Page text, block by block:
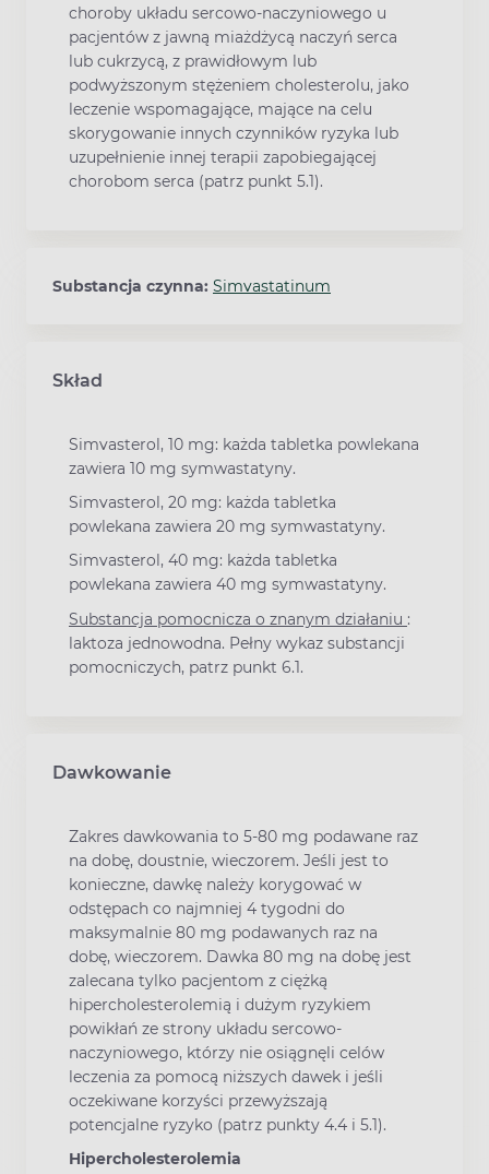
choroby układu sercowo-naczyniowego u
pacjentów z jawną miażdżycą naczyń serca
lub cukrzycą, z prawidłowym lub
podwyższonym stężeniem cholesterolu, jako
leczenie wspomagające, mające na celu
skorygowanie innych czynników ryzyka lub
uzupełnienie innej terapii zapobiegającej
chorobom serca (patrz punkt 5.1).
Substancja czynna: Simvastatinum
Skład
Simvasterol, 10 mg: każda tabletka powlekana
zawiera 10 mg symwastatyny.
Simvasterol, 20 mg: każda tabletka
powlekana zawiera 20 mg symwastatyny.
Simvasterol, 40 mg: każda tabletka
powlekana zawiera 40 mg symwastatyny.
Substancja pomocnicza o znanym działaniu :
laktoza jednowodna. Pełny wykaz substancji
pomocniczych, patrz punkt 6.1.
Dawkowanie
Zakres dawkowania to 5-80 mg podawane raz
na dobę, doustnie, wieczorem. Jeśli jest to
konieczne, dawkę należy korygować w
odstępach co najmniej 4 tygodni do
maksymalnie 80 mg podawanych raz na
dobę, wieczorem. Dawka 80 mg na dobę jest
zalecana tylko pacjentom z ciężką
hipercholesterolemią i dużym ryzykiem
powikłań ze strony układu sercowo-
naczyniowego, którzy nie osiągnęli celów
leczenia za pomocą niższych dawek i jeśli
oczekiwane korzyści przewyższają
potencjalne ryzyko (patrz punkty 4.4 i 5.1).
Hipercholesterolemia